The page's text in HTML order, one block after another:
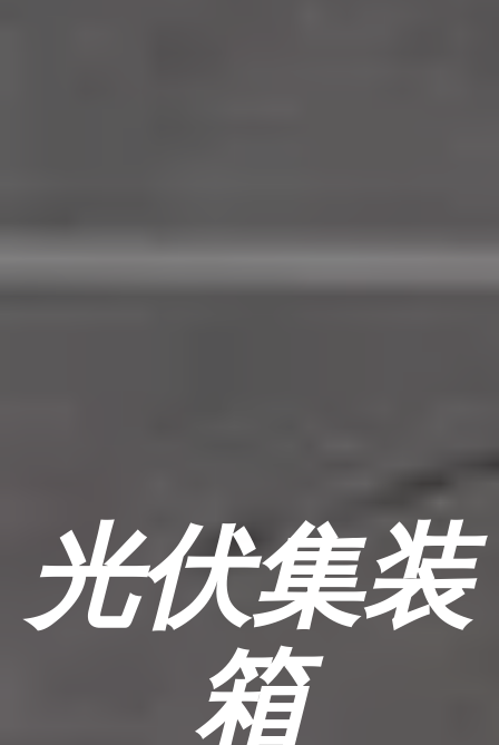
光伏集装
箱